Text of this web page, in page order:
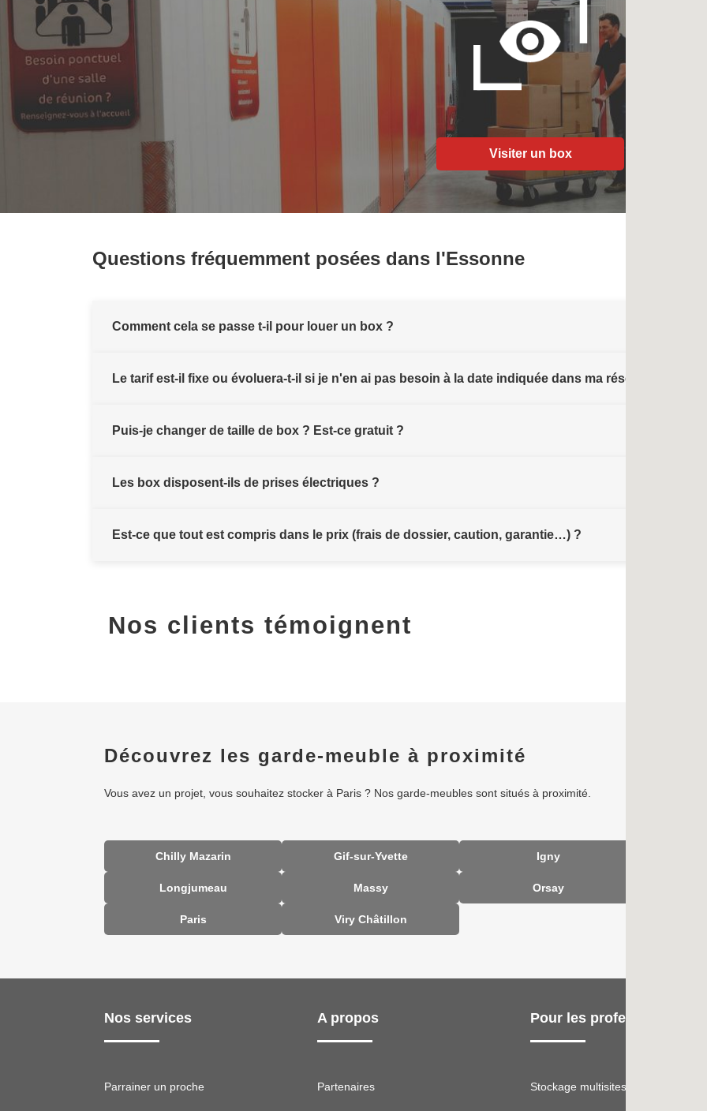
Visiter un box
Questions fréquemment posées dans l'Essonne
Comment cela se passe t-il pour louer un box ?
Le tarif est-il fixe ou évoluera-t-il si je n'en ai pas besoin à la date indiquée dans ma réservation ?
Puis-je changer de taille de box ? Est-ce gratuit ?
Les box disposent-ils de prises électriques ?
Est-ce que tout est compris dans le prix (frais de dossier, caution, garantie…) ?
Nos clients témoignent
Découvrez les garde-meuble à proximité
Vous avez un projet, vous souhaitez stocker à Paris ? Nos garde-meubles sont situés à proximité.
Chilly Mazarin Gif-sur-Yvette Igny
Longjumeau Massy Orsay
Paris Viry Châtillon
Nos services
Parrainer un proche
A propos
Partenaires
Pour les professionnels
Stockage multisites